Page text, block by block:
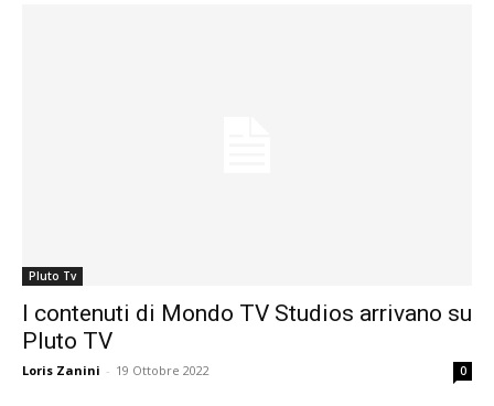
Pluto Tv
I contenuti di Mondo TV Studios arrivano su
Pluto TV
Loris Zanini - 19 Ottobre 2022 0